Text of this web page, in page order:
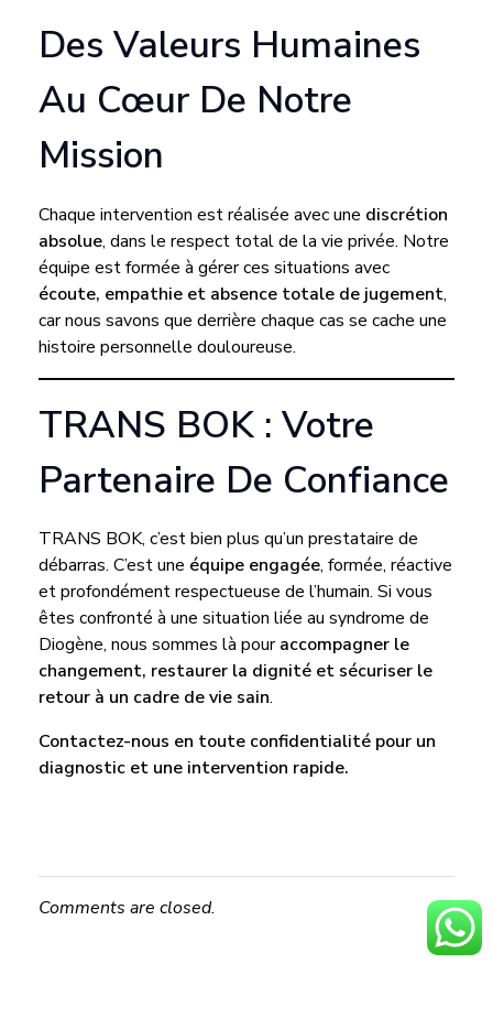
Des Valeurs Humaines
Au Cœur De Notre
Mission
Chaque intervention est réalisée avec une discrétion
absolue, dans le respect total de la vie privée. Notre
équipe est formée à gérer ces situations avec
écoute, empathie et absence totale de jugement,
car nous savons que derrière chaque cas se cache une
histoire personnelle douloureuse.
TRANS BOK : Votre
Partenaire De Confiance
TRANS BOK, c’est bien plus qu’un prestataire de
débarras. C’est une équipe engagée, formée, réactive
et profondément respectueuse de l’humain. Si vous
êtes confronté à une situation liée au syndrome de
Diogène, nous sommes là pouraccompagner le
changement, restaurer la dignité et sécuriser le
retour à un cadre de vie sain.
Contactez-nous en toute confidentialité pour un
diagnostic et une intervention rapide.
Comments are closed.